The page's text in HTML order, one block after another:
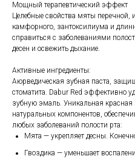
Мощный терапевтический эффект
Целебные свойства мяты перечной,
камфорного, зантоксилиума и
справиться с заболеваниями
десен и освежить дыхание.
Активные ингредиенты:
Аюрведическая зубная паста,
стоматита. Dabur Red эффективно
зубную эмаль. Уникальная красная
натуральных компонентов,
любых заболеваний полости рта:
Мята — укрепляет десны.
Гвоздика — уменьшает